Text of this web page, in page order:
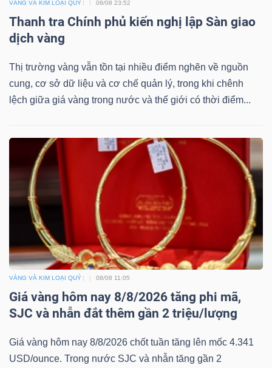
VÀNG VÀ KIM LOẠI QUÝ 08/08 23:52
Thanh tra Chính phủ kiến nghị lập Sàn giao
dịch vàng
Thị trường vàng vẫn tồn tại nhiều điểm nghẽn về nguồn
cung, cơ sở dữ liệu và cơ chế quản lý, trong khi chênh
lệch giữa giá vàng trong nước và thế giới có thời điểm...
VÀNG VÀ KIM LOẠI QUÝ 08/08 11:05
Giá vàng hôm nay 8/8/2026 tăng phi mã,
SJC và nhẫn đắt thêm gần 2 triệu/lượng
Giá vàng hôm nay 8/8/2026 chốt tuần tăng lên mốc 4.341
USD/ounce. Trong nước SJC và nhẫn tăng gần 2
(-)
vụ
Đào
tài
chính
Công
cụ